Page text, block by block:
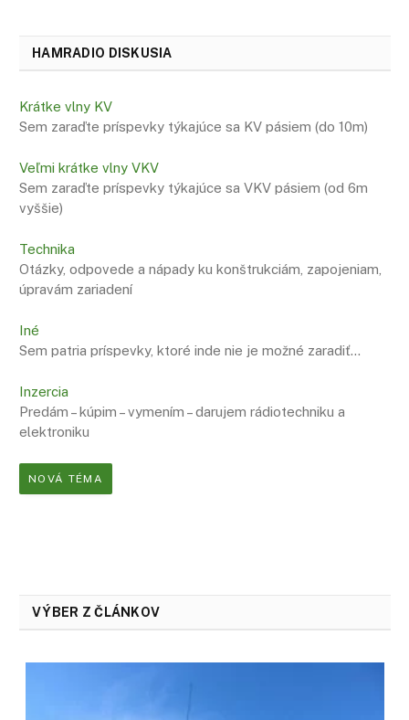
HAMRADIO DISKUSIA
Krátke vlny KV
Sem zaraďte príspevky týkajúce sa KV pásiem (do 10m)
Veľmi krátke vlny VKV
Sem zaraďte príspevky týkajúce sa VKV pásiem (od 6m
vyššie)
Technika
Otázky, odpovede a nápady ku konštrukciám, zapojeniam,
úpravám zariadení
Iné
Sem patria príspevky, ktoré inde nie je možné zaradiť…
Inzercia
Predám – kúpim – vymením – darujem rádiotechniku a
elektroniku
NOVÁ TÉMA
VÝBER Z ČLÁNKOV